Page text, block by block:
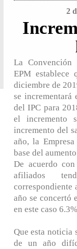
2
La Convención
EPM
diciembre de
se
del IPC para
el incremento
incremento del
año, la
base del
De acuerdo
afiliados
correspondiente
año se concertó
en este caso
Que esta noticia
de un año